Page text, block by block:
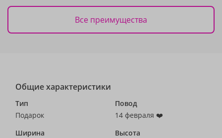
Все преимущества
Общие характеристики
Тип
Подарок
Повод
14 февраля ❤️
Ширина
Высота